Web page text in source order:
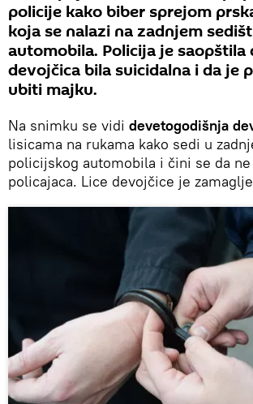
policije kako biber sprejom
koja se nalazi na zadnjem
automobila. Policija je saopštila
devojčica bila suicidalna i da je
ubiti majku.
Na snimku se vidi devetogodišnja
lisicama na rukama kako sedi u
policijskog automobila i čini se da
policajaca. Lice devojčice je